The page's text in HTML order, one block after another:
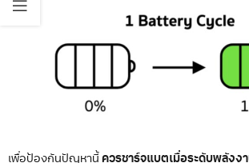
เพื่อป้องกันปัญหานี้ ควรชาร์จแบตเมื่อระดับพลังง